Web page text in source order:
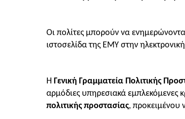
Οι πολίτες μπορούν να
ιστοσελίδα της ΕΜΥ στην
Η Γενική Γραμματεία Πολιτικής
αρμόδιες υπηρεσιακά εμπλεκόμενες
πολιτικής προστασίας, προκειμένου